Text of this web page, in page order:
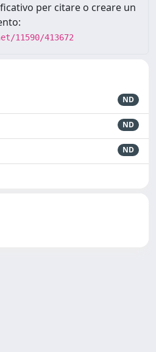
per citare o creare un
11590/413672
ND
ND
ND